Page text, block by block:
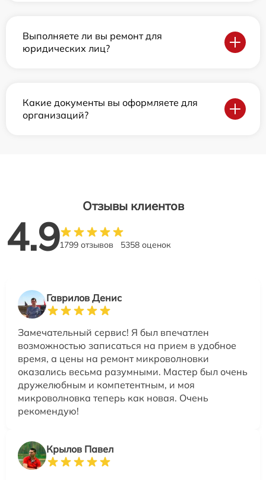
Выполняете ли вы ремонт для
юридических лиц?
Какие документы вы оформляете для
организаций?
Отзывы клиентов
4.91799 отзывов 5358 оценок
Гаврилов Денис
Замечательный сервис! Я был впечатлен
возможностью записаться на прием в удобное
время, а цены на ремонт микроволновки
оказались весьма разумными. Мастер был очень
дружелюбным и компетентным, и моя
микроволновка теперь как новая. Очень
рекомендую!
Крылов Павел